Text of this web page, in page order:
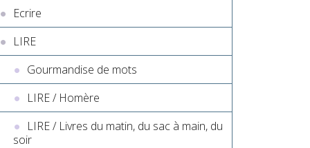
Ecrire
LIRE
Gourmandise de mots
LIRE / Homère
LIRE / Livres du matin, du sac à main, du
soir